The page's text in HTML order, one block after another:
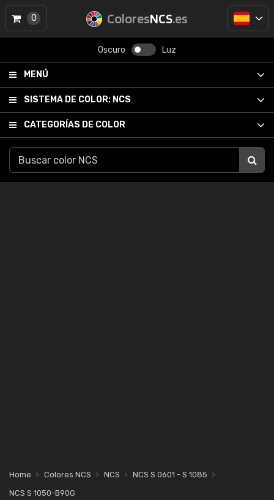
ColoresNCS.es
Oscuro Luz
MENÚ
SISTEMA DE COLOR: NCS
CATEGORÍAS DE COLOR
0
Home Colores NCS NCS
NCS S 0601 - S 1085
NCS S 1050-B90G